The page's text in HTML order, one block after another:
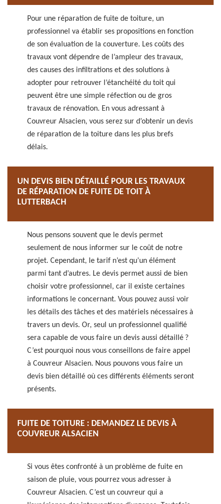
Pour une réparation de fuite de toiture, un
professionnel va établir ses propositions en fonction
de son évaluation de la couverture. Les coûts des
travaux vont dépendre de l’ampleur des travaux,
des causes des infiltrations et des solutions à
adopter pour retrouver l’étanchéité du toit qui
peuvent être une simple réfection ou de gros
travaux de rénovation. En vous adressant à
Couvreur Alsacien, vous serez sur d’obtenir un devis
de réparation de la toiture dans les plus brefs
délais.
UN DEVIS BIEN DÉTAILLÉ POUR LES TRAVAUX
DE RÉPARATION DE FUITE DE TOIT À
LUTTERBACH
Nous pensons souvent que le devis permet
seulement de nous informer sur le coût de notre
projet. Cependant, le tarif n’est qu’un élément
parmi tant d’autres. Le devis permet aussi de bien
choisir votre professionnel, car il existe certaines
informations le concernant. Vous pouvez aussi voir
les détails des tâches et des matériels nécessaires à
travers un devis. Or, seul un professionnel qualifié
sera capable de vous faire un devis aussi détaillé ?
C’est pourquoi nous vous conseillons de faire appel
à Couvreur Alsacien. Nous pouvons vous faire un
devis bien détaillé où ces différents éléments seront
présents.
FUITE DE TOITURE : DEMANDEZ LE DEVIS À
COUVREUR ALSACIEN
Si vous êtes confronté à un problème de fuite en
saison de pluie, vous pourrez vous adresser à
Couvreur Alsacien. C’est un couvreur qui a